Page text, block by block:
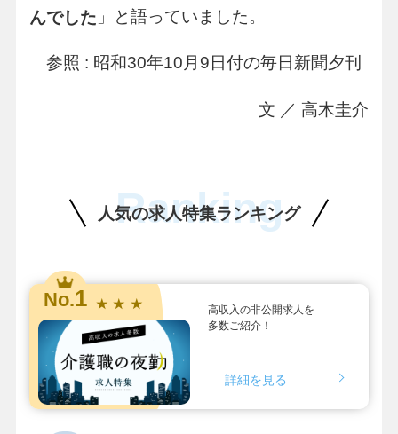
んでした 」と語っていました。
参照 : 昭和30年10月9日付の毎日新聞夕刊
文 ／ 高木圭介
人気の求人特集ランキング
Ranking
No.1 ★ ★ ★
高収入の非公開求人を
多数ご紹介！
詳細を見る